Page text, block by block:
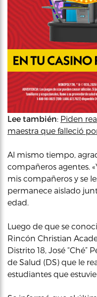
Lee también: Piden
maestra que falleció
Al mismo tiempo,
compañeros agentes.
mis compañeros y se
permanece aislado
edad.
Luego de que se
Rincón Christian
Distrito 18, José “Ché”
de Salud (DS) que le
estudiantes que